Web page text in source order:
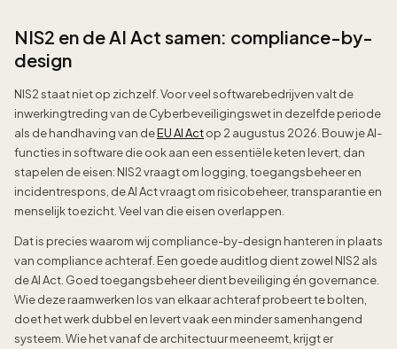
NIS2 en de AI Act samen: compliance-by-
design
NIS2 staat niet op zichzelf. Voor veel softwarebedrijven valt de
inwerkingtreding van de Cyberbeveiligingswet in dezelfde periode
als de handhaving van deEU AI Actop 2 augustus 2026. Bouw je AI-
functies in software die ook aan een essentiële keten levert, dan
stapelen de eisen: NIS2 vraagt om logging, toegangsbeheer en
incidentrespons, de AI Act vraagt om risicobeheer, transparantie en
menselijk toezicht. Veel van die eisen overlappen.
Dat is precies waarom wij compliance-by-design hanteren in plaats
van compliance achteraf. Een goede auditlog dient zowel NIS2 als
de AI Act. Goed toegangsbeheer dient beveiliging én governance.
Wie deze raamwerken los van elkaar achteraf probeert te bolten,
doet het werk dubbel en levert vaak een minder samenhangend
systeem. Wie het vanaf de architectuur meeneemt, krijgt er